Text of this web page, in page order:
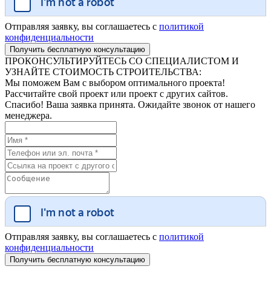
Отправляя заявку, вы соглашаетесь с политикой
конфиденциальности
ПРОКОНСУЛЬТИРУЙТЕСЬ СО СПЕЦИАЛИСТОМ И
УЗНАЙТЕ СТОИМОСТЬ СТРОИТЕЛЬСТВА:
Мы поможем Вам с выбором оптимального проекта!
Рассчитайте свой проект или проект с других сайтов.
Спасибо! Ваша заявка принята. Ожидайте звонок от нашего
менеджера.
Отправляя заявку, вы соглашаетесь с политикой
конфиденциальности